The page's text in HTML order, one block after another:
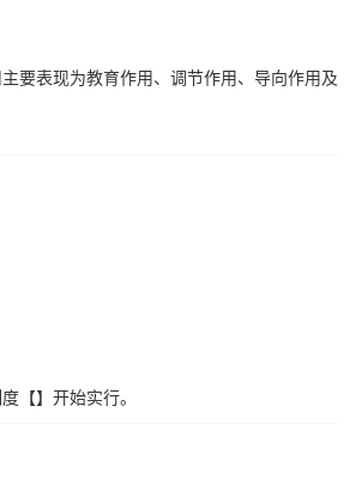
要表现为教育作用、调节作用、导向作用及
【】开始实行。